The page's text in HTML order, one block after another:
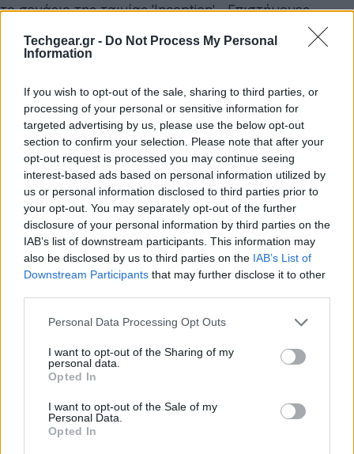
Techgear.gr - Do Not Process My Personal
Information
If you wish to opt-out of the sale, sharing to third parties, or
processing of your personal or sensitive information for
targeted advertising by us, please use the below opt-out
section to confirm your selection. Please note that after your
opt-out request is processed you may continue seeing
interest-based ads based on personal information utilized by
us or personal information disclosed to third parties prior to
your opt-out. You may separately opt-out of the further
disclosure of your personal information by third parties on the
IAB’s list of downstream participants. This information may
also be disclosed by us to third parties on the IAB’s List of
Downstream Participants that may further disclose it to other
Please note that this website/app uses one or more Google
not limited to your visit or usage behaviour. You may click to
grant or deny consent to Google and its third-party tags to
use your data for below specified purposes in below Google
consent section.
Personal Data Processing Opt Outs
I want to opt-out of the Sharing of my
personal data.
Opted In
I want to opt-out of the Sale of my
Personal Data.
Opted In
το σενάριο της ταινίας 'Inception'... Επιστήμονες
χημική
μεθόδο του ΜΙΤ που διέγραφε τις κακές αναμνήσεις
να δημιουργούν πλασματικές αναμνήσεις και να τις
"φυτεύουν" στη μνήμη τους!
Για όσους δε θυμούνται, στην αρχική μελέτη οι
νευροεπιστήμονες του ΜΙΤ επέβαλαν τα ποντίκια σε
ένα πολύ μικρό ηλεκτροσόκ κάθε φορά που έμπαιναν
σε ένα χώρο και στη συνέχεια αφαιρούσαν από τη